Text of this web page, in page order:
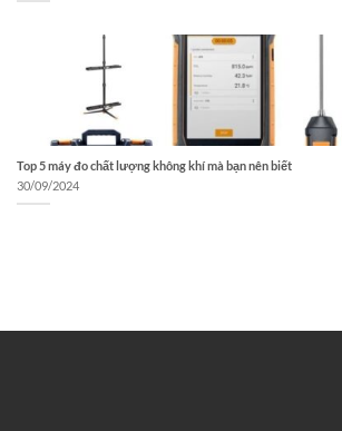
Top 5 máy đo chất lượng không khí mà bạn nên biết
30/09/2024